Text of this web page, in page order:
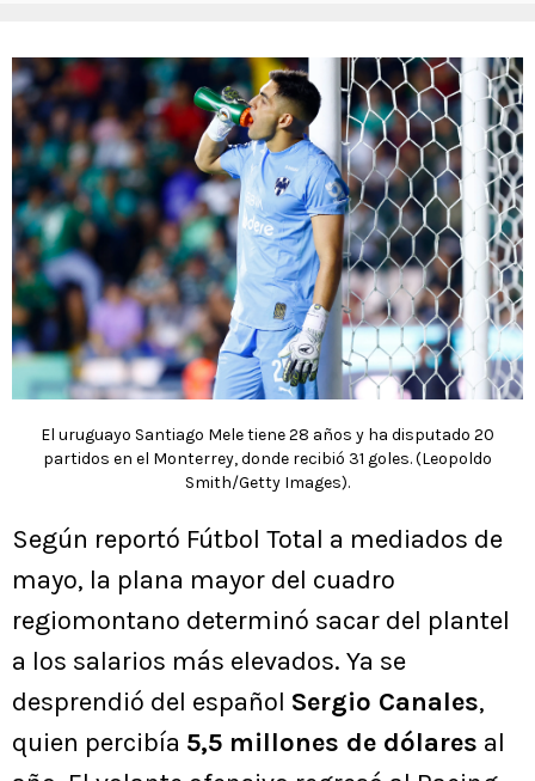
El uruguayo Santiago Mele tiene 28 años y ha disputado 20
partidos en el Monterrey, donde recibió 31 goles. (Leopoldo
Smith/Getty Images).
Según reportó Fútbol Total a mediados de
mayo, la plana mayor del cuadro
regiomontano determinó sacar del plantel
a los salarios más elevados. Ya se
desprendió del español Sergio Canales,
quien percibía 5,5 millones de dólares al